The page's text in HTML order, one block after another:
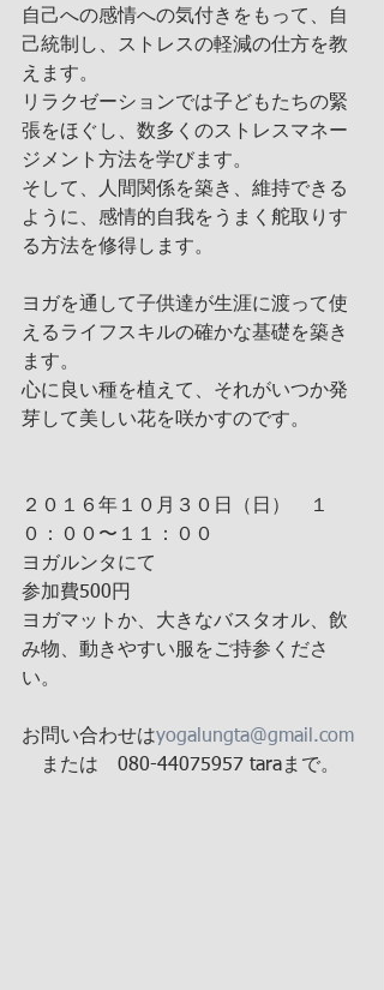
自己への感情への気付きをもって、自
己統制し、ストレスの軽減の仕方を教
えます。
リラクゼーションでは子どもたちの緊
張をほぐし、数多くのストレスマネー
ジメント方法を学びます。
そして、人間関係を築き、維持できる
ように、感情的自我をうまく舵取りす
る方法を修得します。
ヨガを通して子供達が生涯に渡って使
えるライフスキルの確かな基礎を築き
ます。
心に良い種を植えて、それがいつか発
芽して美しい花を咲かすのです。
２０１６年１０月３０日（日）　１
０：００〜１１：００
ヨガルンタにて
参加費500円
ヨガマットか、大きなバスタオル、飲
み物、動きやすい服をご持参くださ
い。
お問い合わせはyogalungta@gmail.com
または　080-44075957 taraまで。